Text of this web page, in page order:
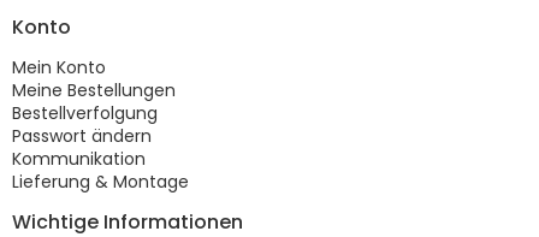
Konto
Mein Konto
Meine Bestellungen
Bestellverfolgung
Passwort ändern
Kommunikation
Lieferung & Montage
Wichtige Informationen